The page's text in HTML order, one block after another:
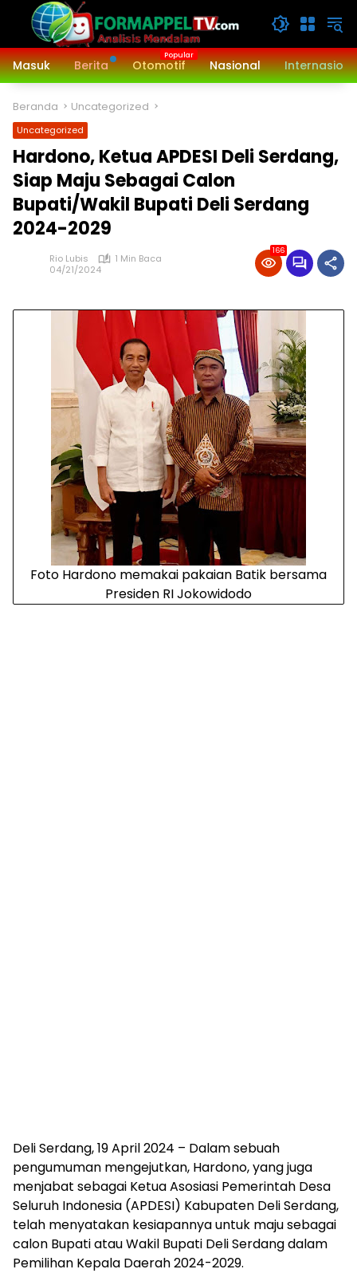
Langsung
konten
Masuk
Berita Otomotif Nasional
Beranda Uncategorized
Uncategorized
Hardono, Ketua APDESI Deli Serdang,
Siap Maju Sebagai Calon
Bupati/Wakil Bupati Deli Serdang
2024-2029
Rio Lubis
1 Min Baca
04/21/2024
166
Foto Hardono memakai pakaian Batik bersama
Presiden RI Jokowidodo
Deli Serdang, 19 April 2024 – Dalam sebuah
pengumuman mengejutkan, Hardono, yang juga
menjabat sebagai Ketua Asosiasi Pemerintah Desa
Seluruh Indonesia (APDESI) Kabupaten Deli Serdang,
telah menyatakan kesiapannya untuk maju sebagai
calon Bupati atau Wakil Bupati Deli Serdang dalam
Pemilihan Kepala Daerah 2024-2029.